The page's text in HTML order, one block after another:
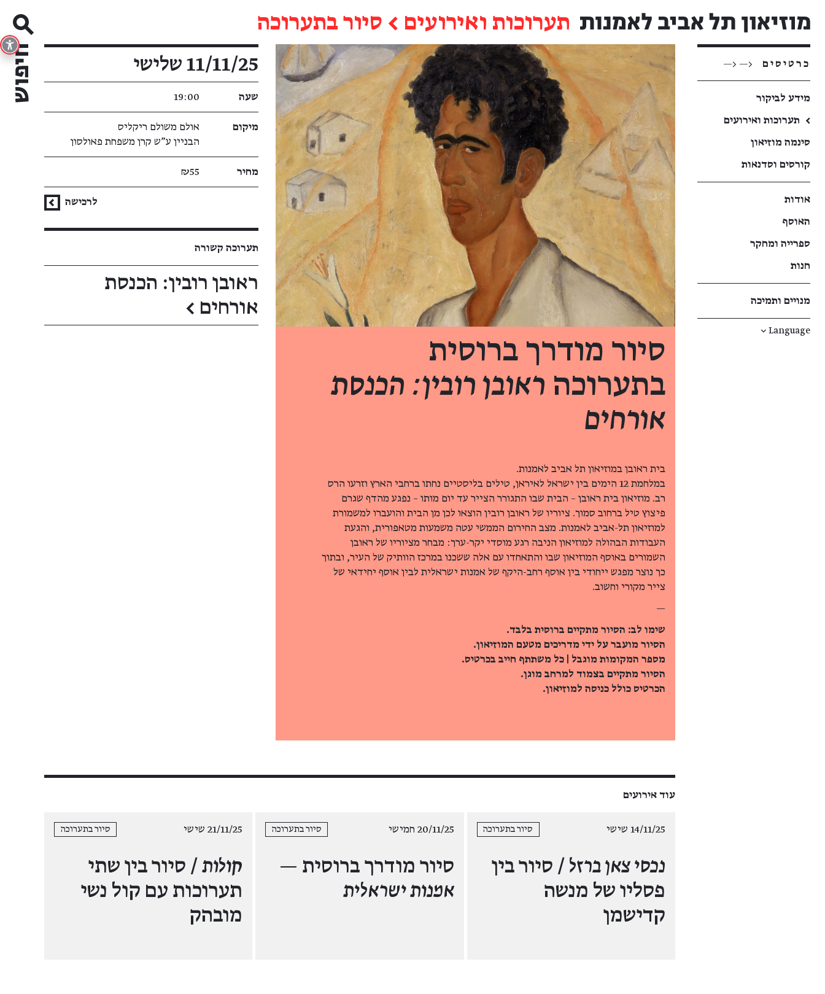
תערוכות ואירועים ← סיור בתערוכה
כרטיסים <— <—
מידע לביקור
←
תערוכות ואירועים
סינמה מוזיאון
קורסים וסדנאות
אודות
האוסף
ספרייה ומחקר
חנות
מנויים ותמיכה
Language
↓
סיור מודרך ברוסית
בתערוכה ראובן רובין: הכנסת
אורחים
בית ראובן במוזיאון תל אביב לאמנות.
במלחמת 12 הימים בין ישראל לאיראן, טילים בליסטיים נחתו ברחבי הארץ וזרעו הרס
רב. מוזיאון בית ראובן – הבית שבו התגורר הצייר עד יום מותו – נפגע מהדף שגרם
פיצוץ טיל ברחוב סמוך. ציוריו של ראובן רובין הוצאו לכן מן הבית והועברו למשמורת
למוזיאון תל-אביב לאמנות. מצב החירום הממשי עטה משמעות מטאפורית, והגעת
העבודות הבהולה למוזיאון הניבה רגע מוסדי יקר-ערך: מבחר מציוריו של ראובן
השמורים באוסף המוזיאון שבו והתאחדו עם אלה ששכנו במרכז הוותיק של העיר, ובתוך
כך נוצר מפגש ייחודי בין אוסף רחב-היקף של אמנות ישראלית לבין אוסף יחידאי של
צייר מקורי וחשוב.
—
שימו לב: הסיור מתקיים ברוסית בלבד.
הסיור מועבר על ידי מדריכים מטעם המוזיאון.
מספר המקומות מוגבל | כל משתתף חייב בכרטיס.
הסיור מתקיים בצמוד למרחב מוגן.
הכרטיס כולל כניסה למוזיאון.
פרטי האירוע
11/11/25 שלישי
שעה 19:00
מיקום
אולם משולם ריקליס
הבניין ע"ש קרן משפחת פאולסון
מחיר ₪55
לרכישה
תערוכה קשורה
ראובן רובין: הכנסת
אורחים ←
עוד אירועים
14/11/25 שישי סיור בתערוכה
נכסי צאן ברזל / סיור בין
פסליו של מנשה
קדישמן
20/11/25 חמישי סיור בתערוכה
סיור מודרך ברוסית —
אמנות ישראלית
21/11/25 שישי סיור בתערוכה
קולות/ סיור בין שתי
תערוכות עם קול נשי
מובהק